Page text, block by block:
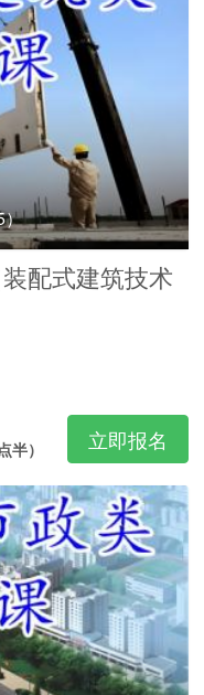
）
配式建筑技术
半）
立即报名